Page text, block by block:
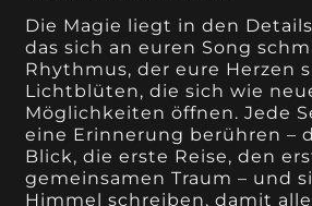
Die Magie liegt in den
das sich an euren Song
Rhythmus, der eure Herzen
Lichtblüten, die sich wie
Möglichkeiten öffnen. Jede
eine Erinnerung berühren –
Blick, die erste Reise, den
gemeinsamen Traum – und
Himmel schreiben, damit